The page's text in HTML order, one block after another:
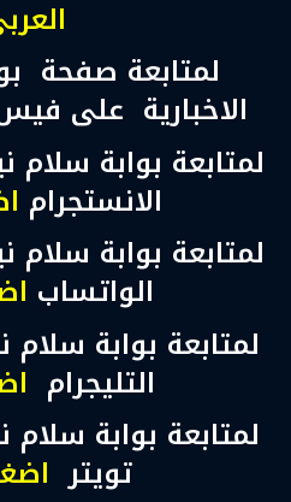
لمتابعة صفحة
الاخبارية على
لمتابعة بوابة سلام
الانستجرام
لمتابعة بوابة سلام
الواتساب
لمتابعة بوابة سلام
التليجرام
لمتابعة بوابة سلام
تويتر